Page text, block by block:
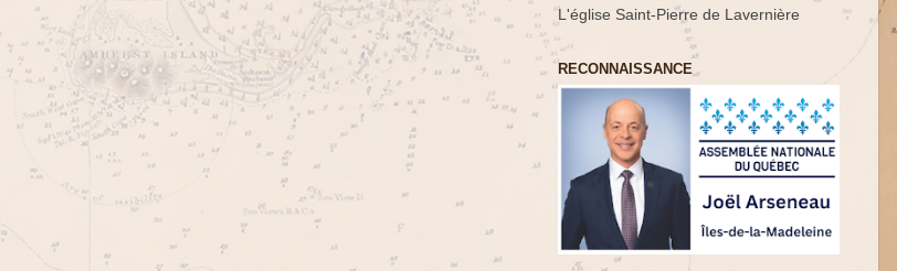
L'église Saint-Pierre de Lavernière
RECONNAISSANCE